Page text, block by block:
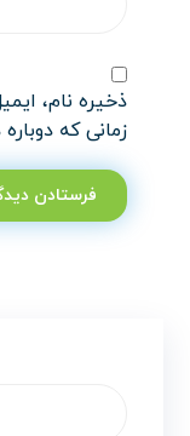
ذخیره نام،
زمانی که